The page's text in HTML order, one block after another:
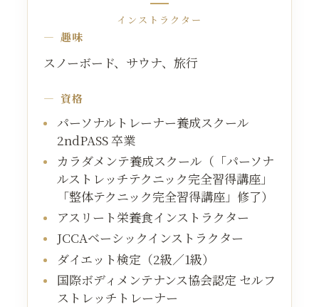
インストラクター
趣味
スノーボード、サウナ、旅行
資格
パーソナルトレーナー養成スクール
2ndPASS 卒業
カラダメンテ養成スクール（「パーソナ
ルストレッチテクニック完全習得講座」
「整体テクニック完全習得講座」修了）
アスリート栄養食インストラクター
JCCAベーシックインストラクター
ダイエット検定（2級／1級）
国際ボディメンテナンス協会認定 セルフ
ストレッチトレーナー